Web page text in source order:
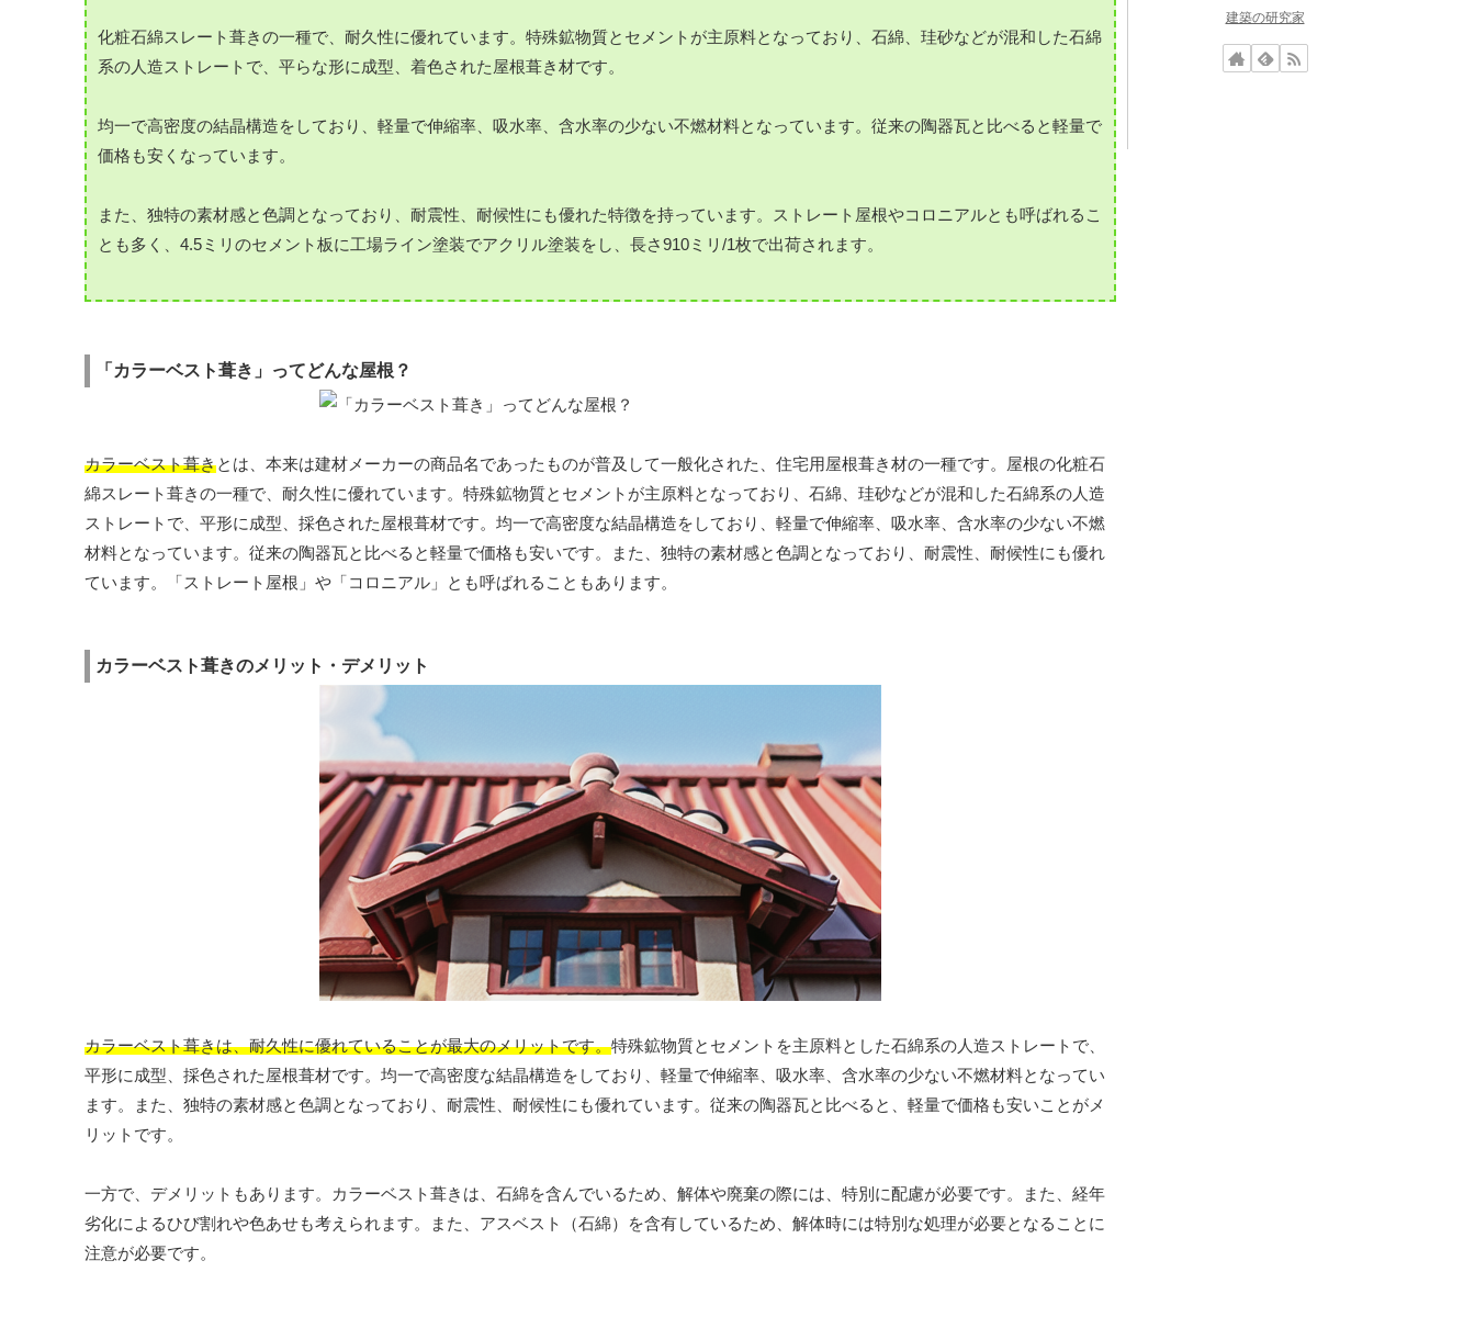
化粧石綿スレート葺きの一種で、耐久性に優れています。特殊鉱物質とセメントが主原料となっており、石綿、珪砂などが混和した石綿
系の人造ストレートで、平らな形に成型、着色された屋根葺き材です。
均一で高密度の結晶構造をしており、軽量で伸縮率、吸水率、含水率の少ない不燃材料となっています。従来の陶器瓦と比べると軽量で
価格も安くなっています。
また、独特の素材感と色調となっており、耐震性、耐候性にも優れた特徴を持っています。ストレート屋根やコロニアルとも呼ばれるこ
とも多く、4.5ミリのセメント板に工場ライン塗装でアクリル塗装をし、長さ910ミリ/1枚で出荷されます。
「カラーベスト葺き」ってどんな屋根？
カラーベスト葺きとは、本来は建材メーカーの商品名であったものが普及して一般化された、住宅用屋根葺き材の一種です。屋根の化粧石
綿スレート葺きの一種で、耐久性に優れています。特殊鉱物質とセメントが主原料となっており、石綿、珪砂などが混和した石綿系の人造
ストレートで、平形に成型、採色された屋根葺材です。均一で高密度な結晶構造をしており、軽量で伸縮率、吸水率、含水率の少ない不燃
材料となっています。従来の陶器瓦と比べると軽量で価格も安いです。また、独特の素材感と色調となっており、耐震性、耐候性にも優れ
ています。「ストレート屋根」や「コロニアル」とも呼ばれることもあります。
カラーベスト葺きのメリット・デメリット
カラーベスト葺きは、耐久性に優れていることが最大のメリットです。特殊鉱物質とセメントを主原料とした石綿系の人造ストレートで、
平形に成型、採色された屋根葺材です。均一で高密度な結晶構造をしており、軽量で伸縮率、吸水率、含水率の少ない不燃材料となってい
ます。また、独特の素材感と色調となっており、耐震性、耐候性にも優れています。従来の陶器瓦と比べると、軽量で価格も安いことがメ
リットです。
一方で、デメリットもあります。カラーベスト葺きは、石綿を含んでいるため、解体や廃棄の際には、特別に配慮が必要です。また、経年
劣化によるひび割れや色あせも考えられます。また、アスベスト（石綿）を含有しているため、解体時には特別な処理が必要となることに
注意が必要です。
建築の研究家